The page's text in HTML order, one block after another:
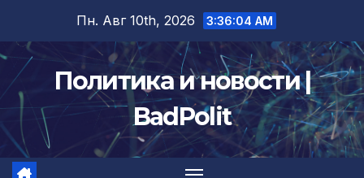
содержимому
Пн. Авг 10th, 2026 3:36:05 AM
Политика и новости |
BadPolit